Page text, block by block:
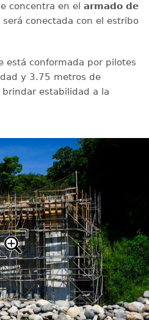
concentra en el armado de
será conectada con el estribo
está conformada por pilotes
y 3.75 metros de
estabilidad a la